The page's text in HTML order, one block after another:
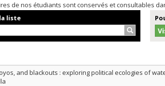
de nos étudiants sont conservés et consultables
liste
Rechercher…
en ordre décroissant
and blackouts : exploring political ecologies of